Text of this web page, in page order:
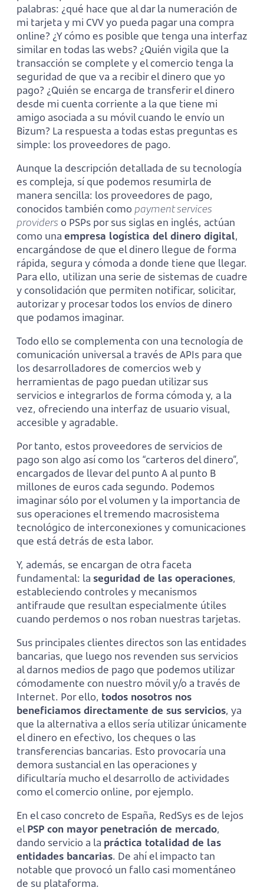
palabras: ¿qué hace que al dar la numeración de
mi tarjeta y mi CVV yo pueda pagar una compra
online? ¿Y cómo es posible que tenga una interfaz
similar en todas las webs? ¿Quién vigila que la
transacción se complete y el comercio tenga la
seguridad de que va a recibir el dinero que yo
pago? ¿Quién se encarga de transferir el dinero
desde mi cuenta corriente a la que tiene mi
amigo asociada a su móvil cuando le envío un
Bizum? La respuesta a todas estas preguntas es
simple: los proveedores de pago.
Aunque la descripción detallada de su tecnología
es compleja, sí que podemos resumirla de
manera sencilla: los proveedores de pago,
conocidos también como payment services
providers o PSPs por sus siglas en inglés, actúan
como una empresa logística del dinero digital,
encargándose de que el dinero llegue de forma
rápida, segura y cómoda a donde tiene que llegar.
Para ello, utilizan una serie de sistemas de cuadre
y consolidación que permiten notificar, solicitar,
autorizar y procesar todos los envíos de dinero
que podamos imaginar.
Todo ello se complementa con una tecnología de
comunicación universal a través de APIs para que
los desarrolladores de comercios web y
herramientas de pago puedan utilizar sus
servicios e integrarlos de forma cómoda y, a la
vez, ofreciendo una interfaz de usuario visual,
accesible y agradable.
Por tanto, estos proveedores de servicios de
pago son algo así como los “carteros del dinero”,
encargados de llevar del punto A al punto B
millones de euros cada segundo. Podemos
imaginar sólo por el volumen y la importancia de
sus operaciones el tremendo macrosistema
tecnológico de interconexiones y comunicaciones
que está detrás de esta labor.
Y, además, se encargan de otra faceta
fundamental: la seguridad de las operaciones,
estableciendo controles y mecanismos
antifraude que resultan especialmente útiles
cuando perdemos o nos roban nuestras tarjetas.
Sus principales clientes directos son las entidades
bancarias, que luego nos revenden sus servicios
al darnos medios de pago que podemos utilizar
cómodamente con nuestro móvil y/o a través de
Internet. Por ello, todos nosotros nos
beneficiamos directamente de sus servicios, ya
que la alternativa a ellos sería utilizar únicamente
el dinero en efectivo, los cheques o las
transferencias bancarias. Esto provocaría una
demora sustancial en las operaciones y
dificultaría mucho el desarrollo de actividades
como el comercio online, por ejemplo.
En el caso concreto de España, RedSys es de lejos
elPSP con mayor penetración de mercado,
dando servicio a la práctica totalidad de las
entidades bancarias. De ahí el impacto tan
notable que provocó un fallo casi momentáneo
de su plataforma.